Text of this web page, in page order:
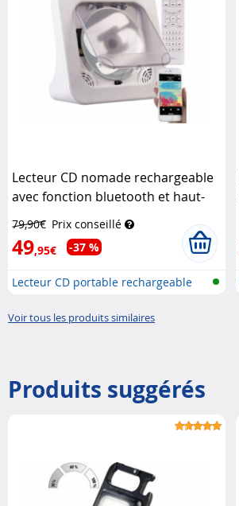
Lecteur CD nomade rechargeable
avec fonction bluetooth et haut-
79,90€ Prix conseillé
49,95€ -37 %
Lecteur CD portable rechargeable
Voir tous les produits similaires
Produits suggérés